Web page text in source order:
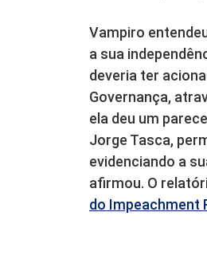
Vampiro
a sua
deveria ter
Governança,
ela deu um
Jorge Tasca,
evidenciando a
afirmou. O
do Impeachment